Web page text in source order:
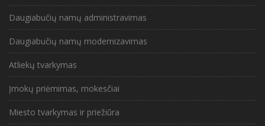
Daugiabučių namų administravimas
Daugiabučių namų modernizavimas
Atliekų tvarkymas
Įmokų priėmimas, mokesčiai
Miesto tvarkymas ir priežiūra